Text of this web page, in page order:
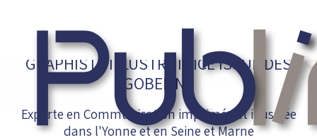
GRAPHISTE ILLUSTRATRICE ISSUE DES
GOBELINS
Experte en Communication imprimée et illustrée
dans l'Yonne et en Seine et Marne